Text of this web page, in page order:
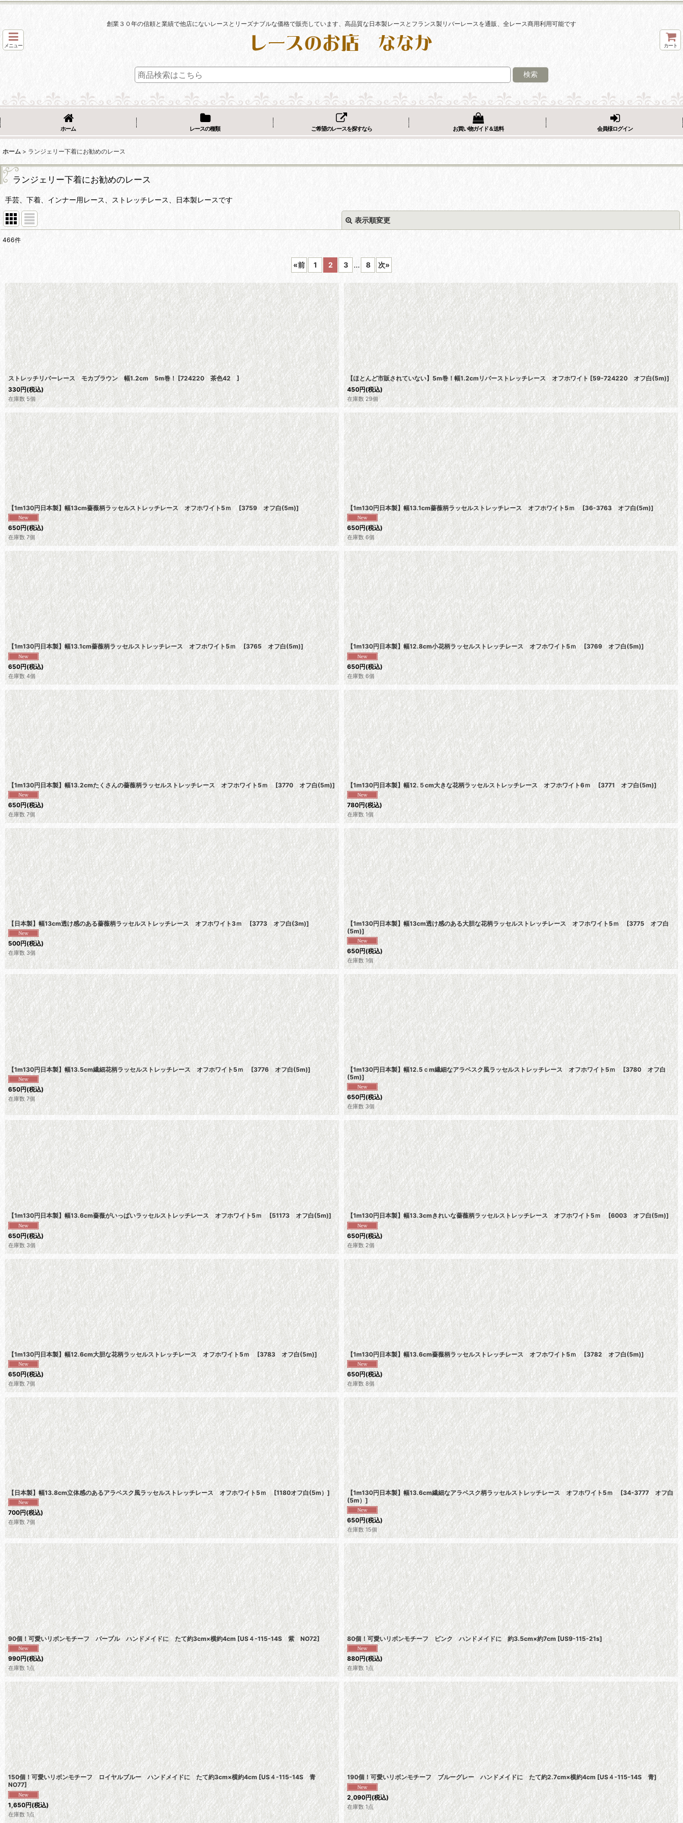
創業３０年の信頼と業績で他店にないレースとリーズナブルな価格で販売しています、高品質な日本製レースとフランス製リバーレースを通販、全レース商用利用可能です
メニュー カート
検索
ホーム レースの種類 ご希望のレースを探すなら お買い物ガイド＆送料 会員様ログイン
ホーム > ランジェリー下着にお勧めのレース
ランジェリー下着にお勧めのレース
手芸、下着、インナー用レース、ストレッチレース、日本製レースです
表示順変更
並び順 :
絞り込む
466件
«前 1 2 3 ... 8 次»
ストレッチリバーレース モカブラウン 幅1.2cm 5m巻！ [724220 茶色42]
330円(税込)
在庫数 5個
【ほとんど市販されていない】5m巻！幅1.2cmリバーストレッチレース オフホワイト [59-724220 オフ白(5m)]
450円(税込)
在庫数 29個
【1m130円日本製】幅13cm薔薇柄ラッセルストレッチレース オフホワイト5ｍ [3759 オフ白(5m)]
650円(税込)
在庫数 7個
【1m130円日本製】幅13.1cm薔薇柄ラッセルストレッチレース オフホワイト5ｍ [36-3763 オフ白(5m)]
650円(税込)
在庫数 6個
【1m130円日本製】幅13.1cm薔薇柄ラッセルストレッチレース オフホワイト5ｍ [3765 オフ白(5m)]
650円(税込)
在庫数 4個
【1m130円日本製】幅12.8cm小花柄ラッセルストレッチレース オフホワイト5ｍ [3769 オフ白(5m)]
650円(税込)
在庫数 6個
【1m130円日本製】幅13.2cmたくさんの薔薇柄ラッセルストレッチレース オフホワイト5ｍ [3770 オフ白(5m)]
650円(税込)
在庫数 7個
【1m130円日本製】幅12.５cm大きな花柄ラッセルストレッチレース オフホワイト6ｍ [3771 オフ白(5m)]
780円(税込)
在庫数 1個
【日本製】幅13cm透け感のある薔薇柄ラッセルストレッチレース オフホワイト3ｍ [3773 オフ白(3m)]
500円(税込)
在庫数 3個
【1m130円日本製】幅13cm透け感のある大胆な花柄ラッセルストレッチレース オフホワイト5ｍ [3775 オフ白
(5m)]
650円(税込)
在庫数 1個
【1m130円日本製】幅13.5cm繊細花柄ラッセルストレッチレース オフホワイト5ｍ [3776 オフ白(5m)]
650円(税込)
在庫数 7個
【1m130円日本製】幅12.5ｃm繊細なアラベスク風ラッセルストレッチレース オフホワイト5ｍ [3780 オフ白
(5m)]
650円(税込)
在庫数 3個
【1m130円日本製】幅13.6cm薔薇がいっぱいラッセルストレッチレース オフホワイト5ｍ [51173 オフ白(5m)]
650円(税込)
在庫数 3個
【1m130円日本製】幅13.3cmきれいな薔薇柄ラッセルストレッチレース オフホワイト5ｍ [6003 オフ白(5m)]
650円(税込)
在庫数 2個
【1m130円日本製】幅12.6cm大胆な花柄ラッセルストレッチレース オフホワイト5ｍ [3783 オフ白(5m)]
650円(税込)
在庫数 7個
【1m130円日本製】幅13.6cm薔薇柄ラッセルストレッチレース オフホワイト5ｍ [3782 オフ白(5m)]
650円(税込)
在庫数 8個
【日本製】幅13.8cm立体感のあるアラベスク風ラッセルストレッチレース オフホワイト5ｍ [1180オフ白(5m）]
700円(税込)
在庫数 7個
【1m130円日本製】幅13.6cm繊細なアラベスク柄ラッセルストレッチレース オフホワイト5ｍ [34-3777 オフ白
(5m）]
650円(税込)
在庫数 15個
90個！可愛いリボンモチーフ パープル ハンドメイドに たて約3cm×横約4cm [US４-115-14S 紫 NO72]
990円(税込)
在庫数 1点
80個！可愛いリボンモチーフ ピンク ハンドメイドに 約3.5cm×約7cm [US9-115-21s]
880円(税込)
在庫数 1点
150個！可愛いリボンモチーフ ロイヤルブルー ハンドメイドに たて約3cm×横約4cm [US４-115-14S 青
NO77]
1,650円(税込)
在庫数 1点
190個！可愛いリボンモチーフ ブルーグレー ハンドメイドに たて約2.7cm×横約4cm [US４-115-14S 青]
2,090円(税込)
在庫数 1点